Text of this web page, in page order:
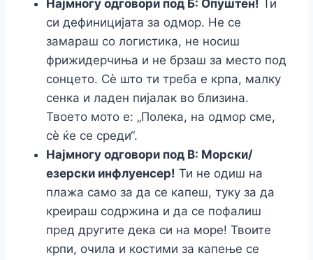
Најмногу одговори под Б: Опуштен! Ти
си дефиницијата за одмор. Не се
замараш со логистика, не носиш
фрижидерчиња и не брзаш за место под
сонцето. Сè што ти треба е крпа, малку
сенка и ладен пијалак во близина.
Твоето мото е: „Полека, на одмор сме,
сè ќе се среди“.
Најмногу одговори под В: Морски/
езерски инфлуенсер! Ти не одиш на
плажа само за да се капеш, туку за да
креираш содржина и да се пофалиш
пред другите дека си на море! Твоите
крпи, очила и костими за капење се